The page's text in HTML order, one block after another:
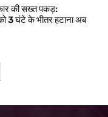
की सख्त पकड़:
3 घंटे के भीतर हटाना अब